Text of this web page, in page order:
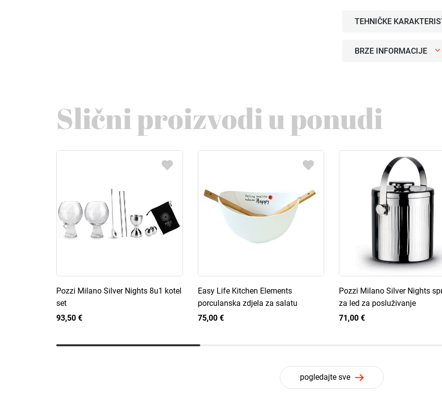
TEHNIČKE
BRZE INFORMACIJE
Slični proizvodi u ponudi
Pozzi Milano Silver Nights 8u1 kotel
set
93,50 €
Easy Life Kitchen Elements
porculanska zdjela za salatu
75,00 €
Pozzi Milano Silver Nights
za led za posluživanje
71,00 €
pogledajte sve